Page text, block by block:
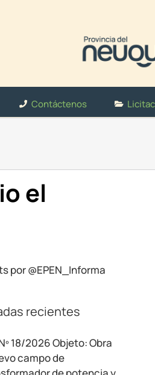
Contáctenos
el
por @EPEN_Informa
recientes
18/2026 Objeto: Obra
campo de